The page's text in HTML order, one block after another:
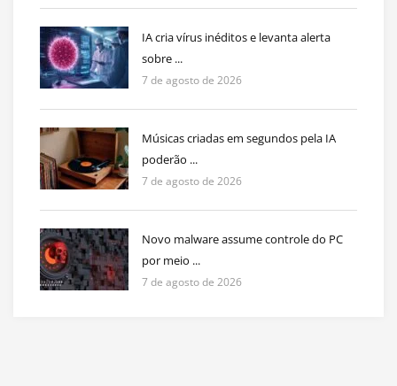
IA cria vírus inéditos e levanta alerta
sobre ...
7 de agosto de 2026
Músicas criadas em segundos pela IA
poderão ...
7 de agosto de 2026
Novo malware assume controle do PC
por meio ...
7 de agosto de 2026